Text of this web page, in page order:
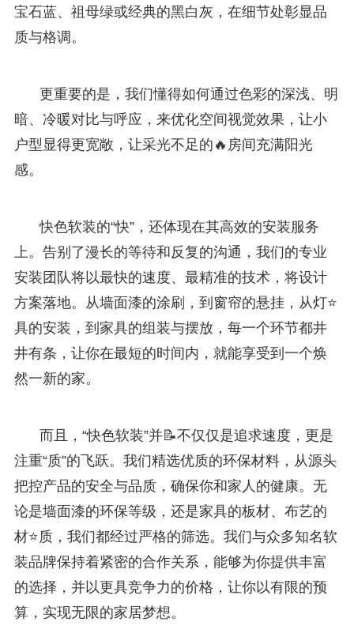
宝石蓝、祖母绿或经典的黑白灰，在细节处彰显品
质与格调。
更重要的是，我们懂得如何通过色彩的深浅、明
暗、冷暖对比与呼应，来优化空间视觉效果，让小
户型显得更宽敞，让采光不足的🔥房间充满阳光
感。
快色软装的“快”，还体现在其高效的安装服务
上。告别了漫长的等待和反复的沟通，我们的专业
安装团队将以最快的速度、最精准的技术，将设计
方案落地。从墙面漆的涂刷，到窗帘的悬挂，从灯⭐
具的安装，到家具的组装与摆放，每一个环节都井
井有条，让你在最短的时间内，就能享受到一个焕
然一新的家。
而且，“快色软装”并📝不仅仅是追求速度，更是
注重“质”的飞跃。我们精选优质的环保材料，从源头
把控产品的安全与品质，确保你和家人的健康。无
论是墙面漆的环保等级，还是家具的板材、布艺的
材⭐质，我们都经过严格的筛选。我们与众多知名软
装品牌保持着紧密的合作关系，能够为你提供丰富
的选择，并以更具竞争力的价格，让你以有限的预
算，实现无限的家居梦想。